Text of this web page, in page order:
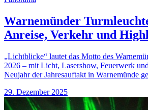
Warnemünder
Anreise, Verkehr und
„Lichtblicke“ lautet das Motto des
2026 – mit Licht, Lasershow, Feuerwerk
Neujahr der Jahresauftakt in Warnemünde
29. Dezember 2025